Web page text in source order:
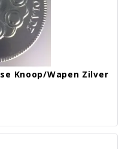
Knoop/wapen Zilver